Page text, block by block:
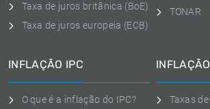
Taxa de juros britânica (BoE)
Taxa de juros europeia (ECB)
TONAR
INFLAÇÃO IPC
O que é a inflação do IPC? Taxas